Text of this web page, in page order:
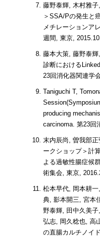
藤野泰輝, 木村雅
＞SSA/Pの発生と
メチレーションア
週間, 東京,
藤本大策, 藤野泰
診断における
23回消化器関連学
Taniguchi T,
producing
carcinoma. 第23回
末内辰尚, 曽我部
ークショップ＞計
よる過敏性腸症候
術集会, 東京,
松本早代, 岡本耕
典, 影本開三, 宮本
野泰輝, 田中久美
弘志, 岡久稔也, 高
の直腸カルチノイ